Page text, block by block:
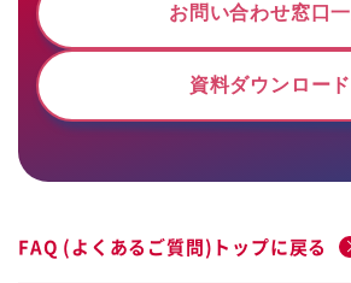
お問い合わせ窓口
資料ダウンロード
FAQ (よくあるご質問)トップに戻る